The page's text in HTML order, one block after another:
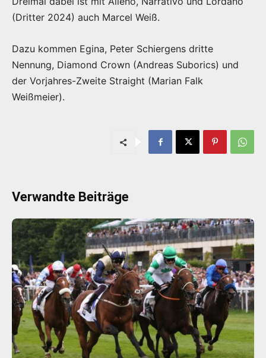
(Dritter 2024) auch Marcel Weiß.
Dazu kommen Egina, Peter Schiergens dritte
Nennung, Diamond Crown (Andreas Suborics) und
der Vorjahres-Zweite Straight (Marian Falk
Weißmeier).
Verwandte Beiträge